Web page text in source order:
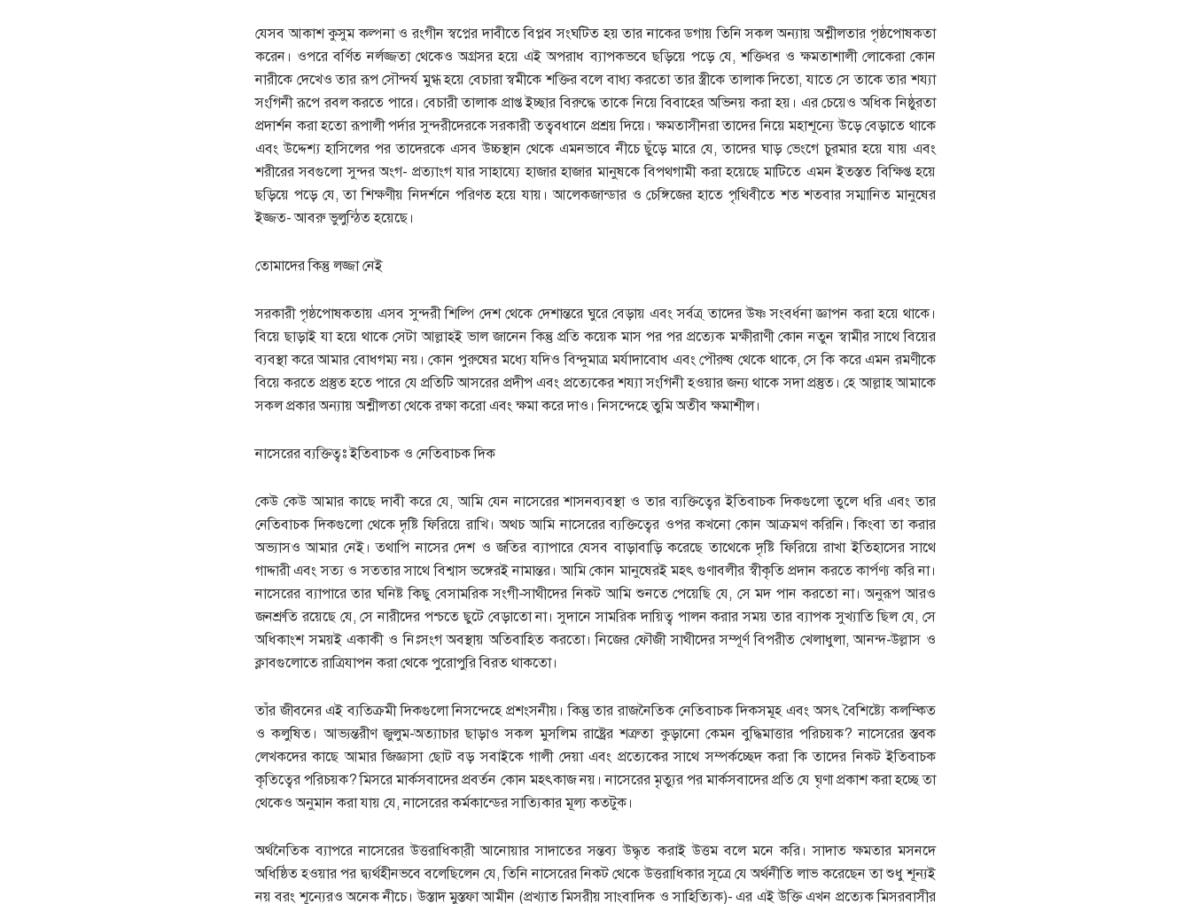
যেসব আকাশ কুসুম কল্পনা ও রংগীন স্বপ্নের দাবীতে বিপ্লব সংঘটিত হয় তার নাকের ডগায় তিনি সকল অন্যায় অশ্লীলতার পৃষ্ঠপোষকতা
করেন। ওপরে বর্ণিত নর্লজ্জতা থেকেও অগ্রসর হয়ে এই অপরাধ ব্যাপকভবে ছড়িয়ে পড়ে যে, শক্তিধর ও ক্ষমতাশালী লোকেরা কোন
নারীকে দেখেও তার রূপ সৌন্দর্য মুগ্ধ হয়ে বেচারা স্বমীকে শক্তির বলে বাধ্য করতো তার স্ত্রীকে তালাক দিতো, যাতে সে তাকে তার শয্যা
সংগিনী রূপে রবল করতে পারে। বেচারী তালাক প্রাপ্ত ইচ্ছার বিরুদ্ধে তাকে নিয়ে বিবাহের অভিনয় করা হয়। এর চেয়েও অধিক নিষ্ঠুরতা
প্রদার্শন করা হতো রূপালী পর্দার সুন্দরীদেরকে সরকারী তত্ববধানে প্রশ্রয় দিয়ে। ক্ষমতাসীনরা তাদের নিয়ে মহাশূন্যে উড়ে বেড়াতে থাকে
এবং উদ্দেশ্য হাসিলের পর তাদেরকে এসব উচ্চস্থান থেকে এমনভাবে নীচে ছুঁড়ে মারে যে, তাদের ঘাড় ভেংগে চুরমার হয়ে যায় এবং
শরীরের সবগুলো সুন্দর অংগ- প্রত্যাংগ যার সাহায্যে হাজার হাজার মানুষকে বিপথগামী করা হয়েছে মাটিতে এমন ইতস্তত বিক্ষিপ্ত হয়ে
ছড়িয়ে পড়ে যে, তা শিক্ষণীয় নিদর্শনে পরিণত হয়ে যায়। আলেকজান্ডার ও চেঙ্গিজের হাতে পৃথিবীতে শত শতবার সম্মানিত মানুষের
ইজ্জত- আবরু ভুলুন্ঠিত হয়েছে।
তোমাদের কিন্তু লজ্জা নেই
সরকারী পৃষ্ঠপোষকতায় এসব সুন্দরী শিল্পি দেশ থেকে দেশান্তরে ঘুরে বেড়ায় এবং সর্বত্র্ তাদের উষ্ণ সংবর্ধনা জ্ঞাপন করা হয়ে থাকে।
বিয়ে ছাড়াই যা হয়ে থাকে সেটা আল্লাহই ভাল জানেন কিন্তু প্রতি কয়েক মাস পর পর প্রত্যেক মক্ষীরাণী কোন নতুন স্বামীর সাথে বিয়ের
ব্যবস্থা করে আমার বোধগম্য নয়। কোন পুরুষের মধ্যে যদিও বিন্দুমাত্র মর্যাদাবোধ এবং পৌরুষ থেকে থাকে, সে কি করে এমন রমণীকে
বিয়ে করতে প্রস্তুত হতে পারে যে প্রতিটি আসরের প্রদীপ এবং প্রত্যেকের শয্যা সংগিনী হওয়ার জন্য থাকে সদা প্রস্তুত। হে আল্লাহ আমাকে
সকল প্রকার অন্যায় অশ্লীলতা থেকে রক্ষা করো এবং ক্ষমা করে দাও। নিসন্দেহে তুমি অতীব ক্ষমাশীল।
নাসেরের ব্যক্তিত্বঃ ইতিবাচক ও নেতিবাচক দিক
কেউ কেউ আমার কাছে দাবী করে যে, আমি যেন নাসেরের শাসনব্যবস্থা ও তার ব্যক্তিত্বের ইতিবাচক দিকগুলো তুলে ধরি এবং তার
নেতিবাচক দিকগুলো থেকে দৃষ্টি ফিরিয়ে রাখি। অথচ আমি নাসেরের ব্যক্তিত্বের ওপর কখনো কোন আক্রমণ করিনি। কিংবা তা করার
অভ্যাসও আমার নেই। তথাপি নাসের দেশ ও জতির ব্যাপারে যেসব বাড়াবাড়ি করেছে তাথেকে দৃষ্টি ফিরিয়ে রাখা ইতিহাসের সাথে
গাদ্দারী এবং সত্য ও সততার সাথে বিশ্বাস ভঙ্গেরই নামান্তর। আমি কোন মানুষেরই মহৎ গুণাবলীর স্বীকৃতি প্রদান করতে কার্পণ্য করি না।
নাসেরের ব্যাপারে তার ঘনিষ্ট কিছু বেসামরিক সংগী-সাথীদের নিকট আমি শুনতে পেয়েছি যে, সে মদ পান করতো না। অনুরূপ আরও
জনশ্রুতি রয়েছে যে, সে নারীদের পশ্চতে ছুটে বেড়াতো না। সুদানে সামরিক দায়িত্ব পালন করার সময় তার ব্যাপক সুখ্যাতি ছিল যে, সে
অধিকাংশ সময়ই একাকী ও নিঃসংগ অবস্থায় অতিবাহিত করতো। নিজের ফৌজী সাথীদের সম্পূর্ণ বিপরীত খেলাধুলা, আনন্দ-উল্লাস ও
ক্লাবগুলোতে রাত্রিযাপন করা থেকে পুরোপুরি বিরত থাকতো।
তাঁর জীবনের এই ব্যতিক্রমী দিকগুলো নিসন্দেহে প্রশংসনীয়। কিন্তু তার রাজনৈতিক নেতিবাচক দিকসমূহ এবং অসৎ বৈশিষ্ট্যে কলম্কিত
ও কলুষিত। আভ্যন্তরীণ জুলুম-অত্যাচার ছাড়াও সকল মুসলিম রাষ্ট্রের শত্রুতা কুড়ানো কেমন বুদ্ধিমাত্তার পরিচয়ক? নাসেরের স্তবক
লেখকদের কাছে আমার জিজ্ঞাসা ছোট বড় সবাইকে গালী দেয়া এবং প্রত্যেকের সাথে সম্পর্কচ্ছেদ করা কি তাদের নিকট ইতিবাচক
কৃতিত্বের পরিচয়ক? মিসরে মার্কসবাদের প্রবর্তন কোন মহৎকাজ নয়। নাসেরের মৃত্যুর পর মার্কসবাদের প্রতি যে ঘৃণা প্রকাশ করা হচ্ছে তা
থেকেও অনুমান করা যায় যে, নাসেরের কর্মকান্ডের সাত্যিকার মূল্য কতটুক।
অর্থনৈতিক ব্যাপরে নাসেরের উত্তরাধিকা্রী আনোয়ার সাদাতের সন্তব্য উদ্ধৃত করাই উত্তম বলে মনে করি। সাদাত ক্ষমতার মসনদে
অধিষ্ঠিত হওয়ার পর দ্ব্যর্থহীনভবে বলেছিলেন যে, তিনি নাসেরের নিকট থেকে উত্তরাধিকার সূত্রে যে অর্থনীতি লাভ করেছেন তা শুধু শূন্যই
নয় বরং শূন্যেরও অনেক নীচে। উস্তাদ মুস্তফা আমীন (প্রখ্যাত মিসরীয় সাংবাদিক ও সাহিত্যিক)- এর এই উক্তি এখন প্রত্যেক মিসরবাসীর